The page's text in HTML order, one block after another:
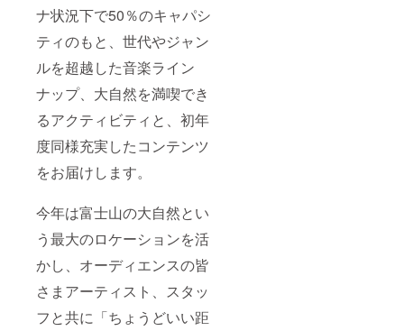
ナ状況下で50％のキャパシ
ティのもと、世代やジャン
ルを超越した音楽ライン
ナップ、大自然を満喫でき
るアクティビティと、初年
度同様充実したコンテンツ
をお届けします。
今年は富士山の大自然とい
う最大のロケーションを活
かし、オーディエンスの皆
さまアーティスト、スタッ
フと共に「ちょうどいい距